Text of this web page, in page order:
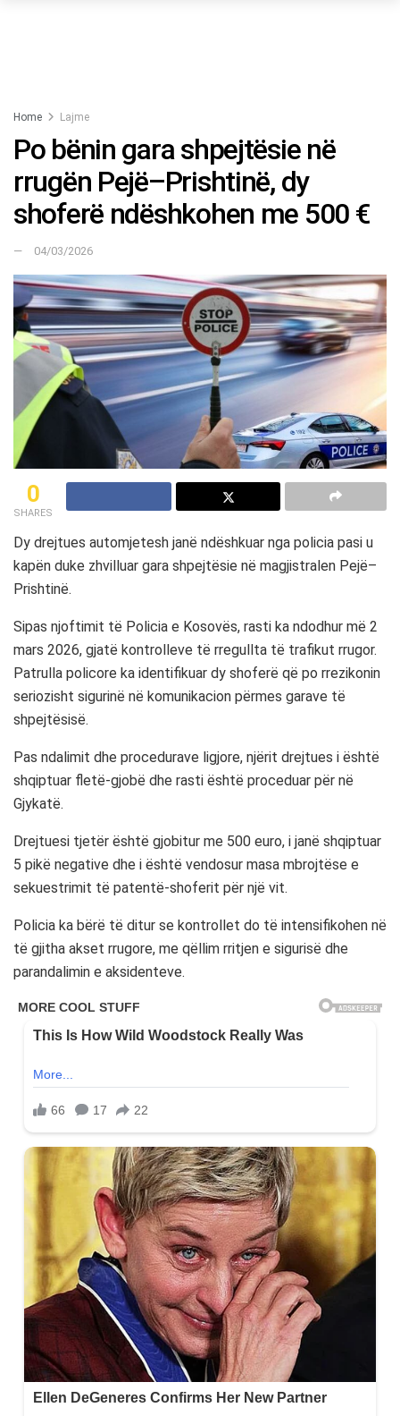
Home Lajme
Po bënin gara shpejtësie në
rrugën Pejë–Prishtinë, dy
shoferë ndëshkohen me 500 €
04/03/2026
0
SHARES
Dy drejtues automjetesh janë ndëshkuar nga policia pasi u
kapën duke zhvilluar gara shpejtësie në magjistralen Pejë–
Prishtinë.
Sipas njoftimit të Policia e Kosovës, rasti ka ndodhur më 2
mars 2026, gjatë kontrolleve të rregullta të trafikut rrugor.
Patrulla policore ka identifikuar dy shoferë që po rrezikonin
seriozisht sigurinë në komunikacion përmes garave të
shpejtësisë.
Pas ndalimit dhe procedurave ligjore, njërit drejtues i është
shqiptuar fletë-gjobë dhe rasti është proceduar për në
Gjykatë.
Drejtuesi tjetër është gjobitur me 500 euro, i janë shqiptuar
5 pikë negative dhe i është vendosur masa mbrojtëse e
sekuestrimit të patentë-shoferit për një vit.
Policia ka bërë të ditur se kontrollet do të intensifikohen në
të gjitha akset rrugore, me qëllim rritjen e sigurisë dhe
parandalimin e aksidenteve.